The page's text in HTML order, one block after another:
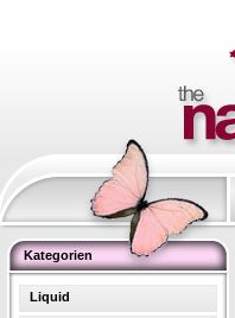
Kategorien
Liquid